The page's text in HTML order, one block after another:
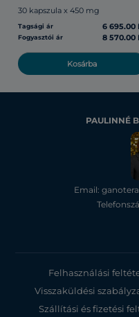
30 kapszula x 450 mg
Tagsági ár 6 695.00
Fogyasztói ár 8 570.00
Kosárba
PAULINNÉ
Email:
Felhasználási
Visszaküldési
Szállítási és fizetési